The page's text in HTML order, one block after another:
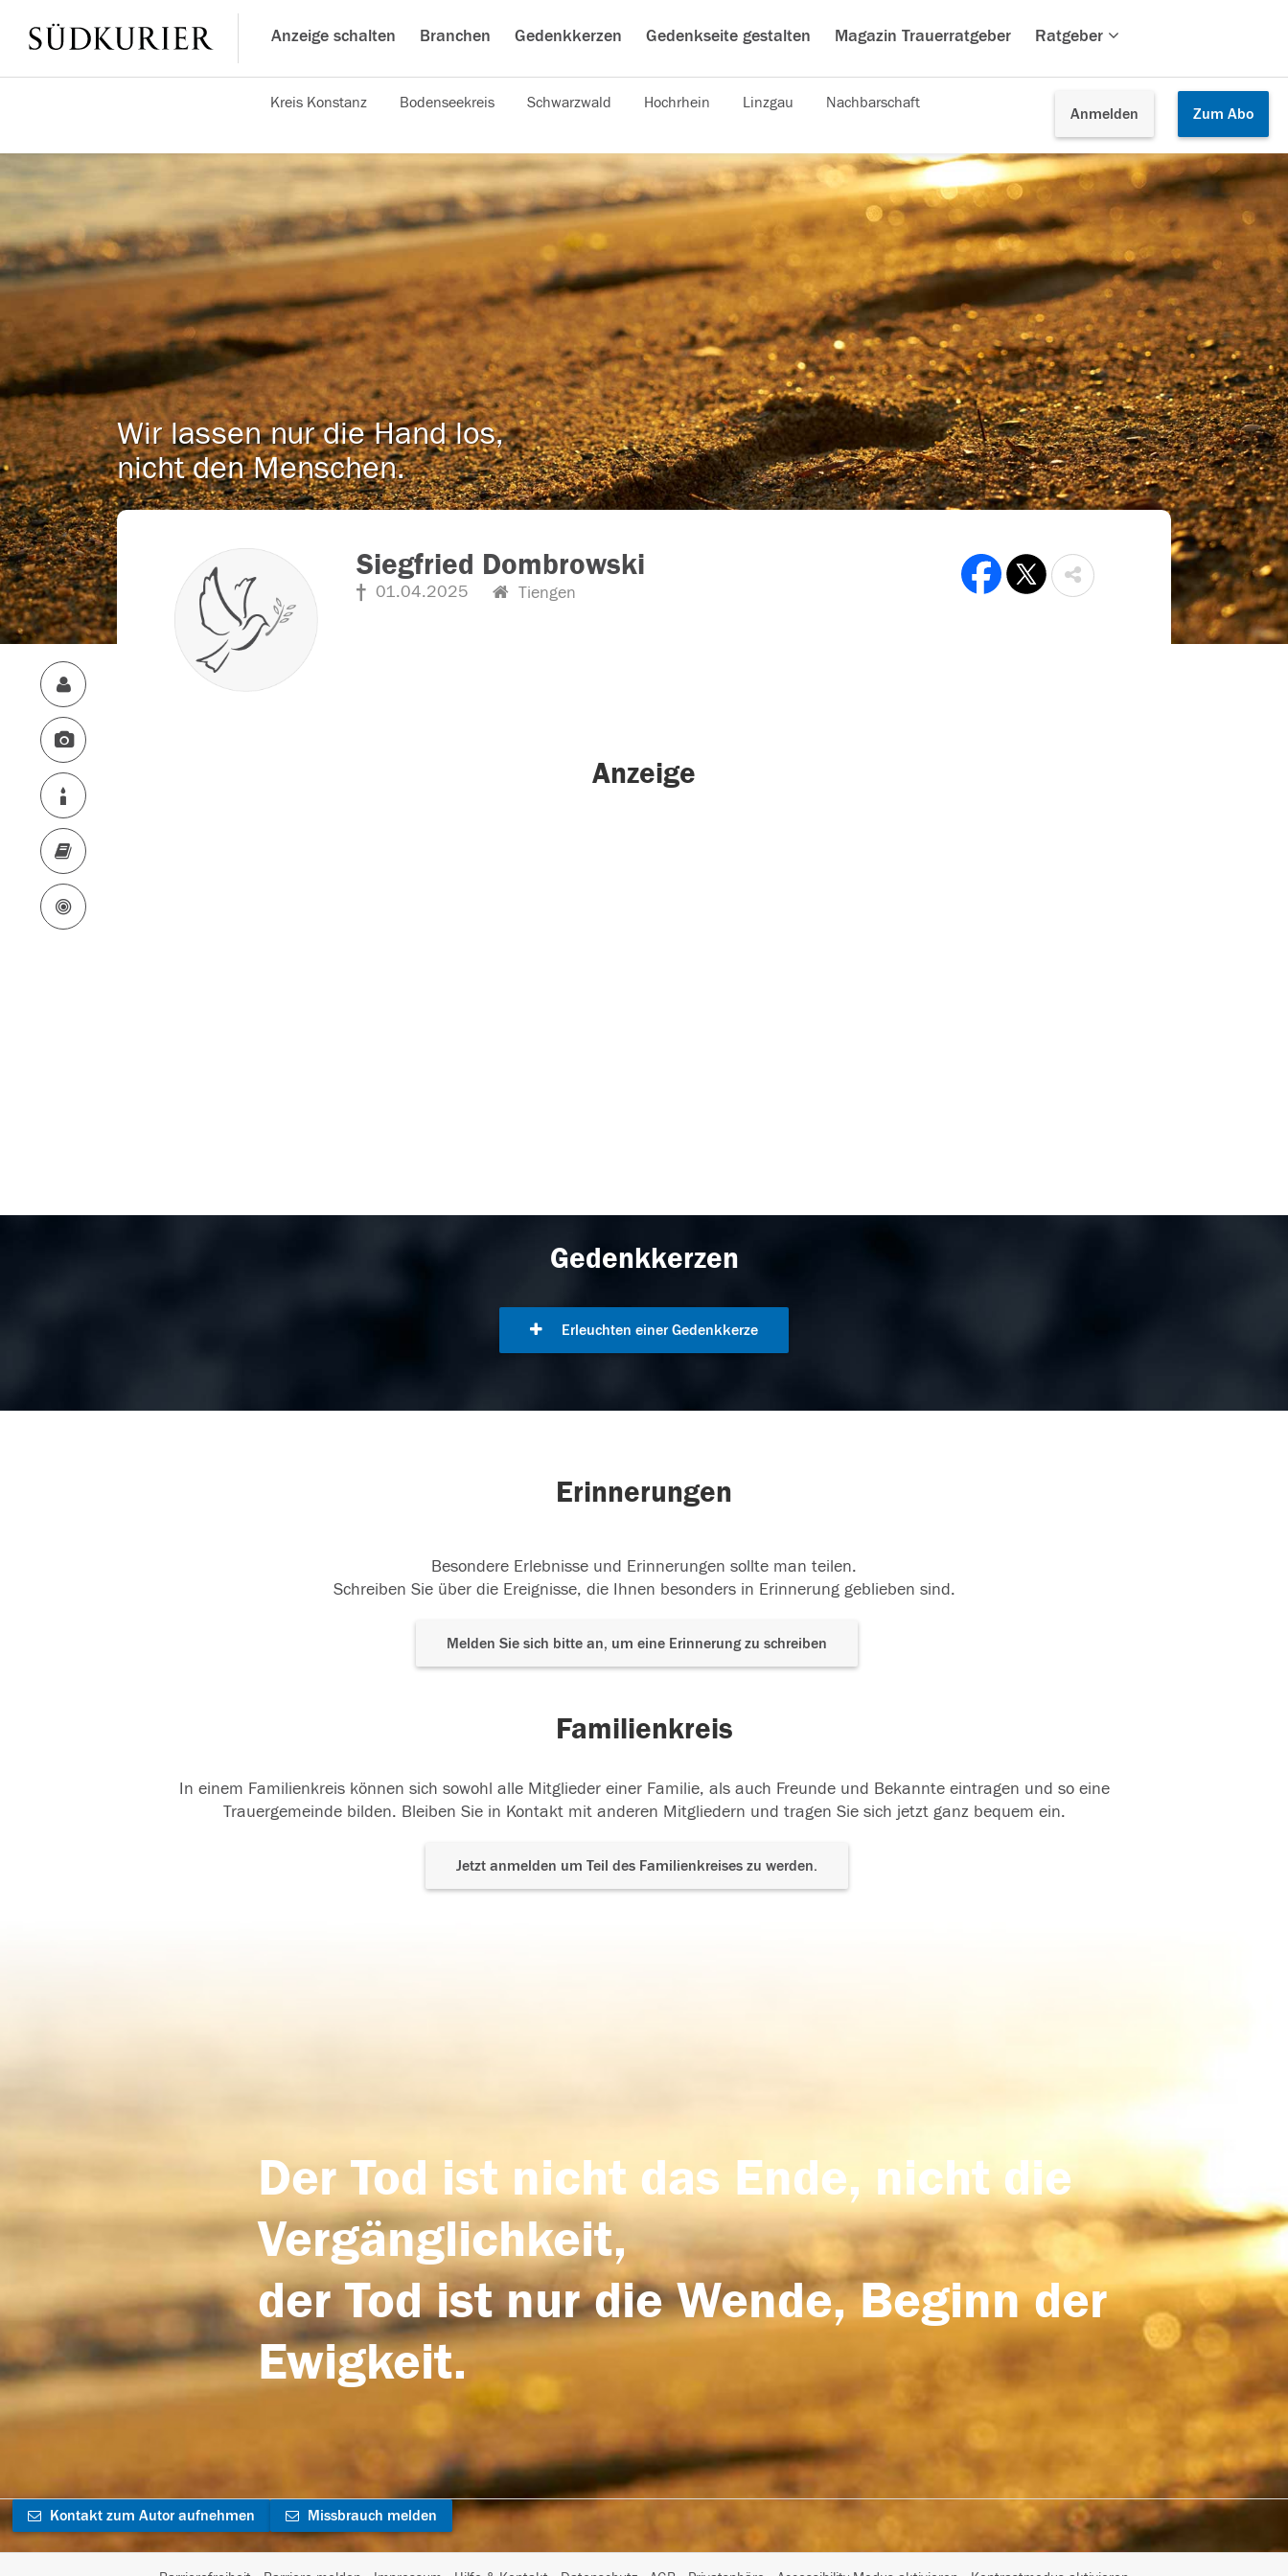
Anzeige schalten Branchen Gedenkkerzen Gedenkseite gestalten Magazin Trauerratgeber Ratgeber
Anmelden Zum Abo
Kreis Konstanz Bodenseekreis Schwarzwald Hochrhein Linzgau Nachbarschaft
Wir lassen nur die Hand los,
nicht den Menschen.
Siegfried Dombrowski
01.04.2025 Tiengen
Anzeige
Gedenkkerzen
Erleuchten einer Gedenkkerze
Erinnerungen
Besondere Erlebnisse und Erinnerungen sollte man teilen.
Schreiben Sie über die Ereignisse, die Ihnen besonders in Erinnerung geblieben sind.
Melden Sie sich bitte an, um eine Erinnerung zu schreiben
Familienkreis
In einem Familienkreis können sich sowohl alle Mitglieder einer Familie, als auch Freunde und Bekannte eintragen und so eine
Trauergemeinde bilden. Bleiben Sie in Kontakt mit anderen Mitgliedern und tragen Sie sich jetzt ganz bequem ein.
Jetzt anmelden um Teil des Familienkreises zu werden.
Der Tod ist nicht das Ende, nicht die
Vergänglichkeit,
der Tod ist nur die Wende, Beginn der
Ewigkeit.
Kontakt zum Autor aufnehmen Missbrauch melden